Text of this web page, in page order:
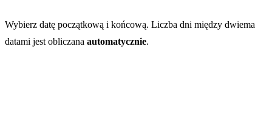
Wybierz datę początkową i końcową. Liczba dni między dwiema
datami jest obliczana automatycznie.